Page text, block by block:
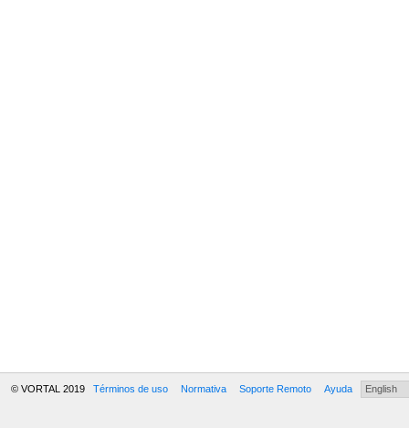
© VORTAL 2019 Términos de uso Normativa Soporte Remoto Ayuda